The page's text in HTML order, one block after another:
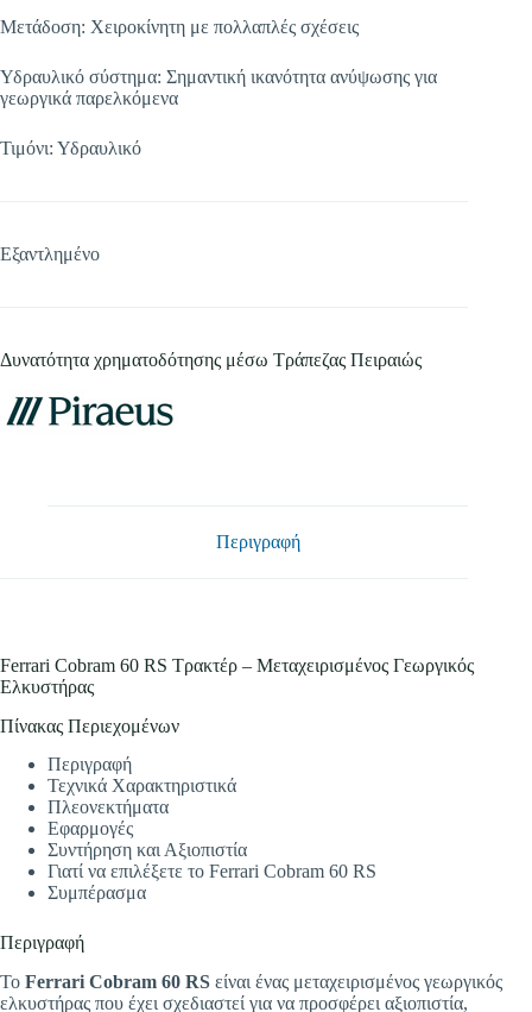
Μετάδοση: Χειροκίνητη με πολλαπλές σχέσεις
Υδραυλικό σύστημα: Σημαντική ικανότητα ανύψωσης για
γεωργικά παρελκόμενα
Τιμόνι: Υδραυλικό
Εξαντλημένο
Δυνατότητα χρηματοδότησης μέσω Τράπεζας Πειραιώς
Περιγραφή
Ferrari Cobram 60 RS Τρακτέρ – Μεταχειρισμένος Γεωργικός
Ελκυστήρας
Πίνακας Περιεχομένων
Περιγραφή
Τεχνικά Χαρακτηριστικά
Πλεονεκτήματα
Εφαρμογές
Συντήρηση και Αξιοπιστία
Γιατί να επιλέξετε το Ferrari Cobram 60 RS
Συμπέρασμα
Περιγραφή
Το Ferrari Cobram 60 RS είναι ένας μεταχειρισμένος γεωργικός
ελκυστήρας που έχει σχεδιαστεί για να προσφέρει αξιοπιστία,